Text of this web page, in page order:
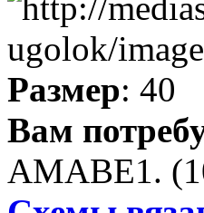
Размер: 40
Вам
АМАВЕ1.